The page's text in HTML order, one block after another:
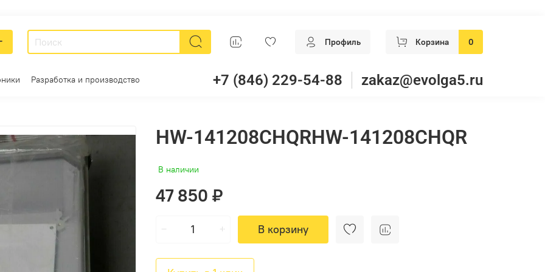
Профиль Корзина 0
Разработка и производство +7 (846) 229-54-88 zakaz@evolga5.ru
HW-141208CHQRHW-141208CHQR
В наличии
47 850 ₽
В корзину